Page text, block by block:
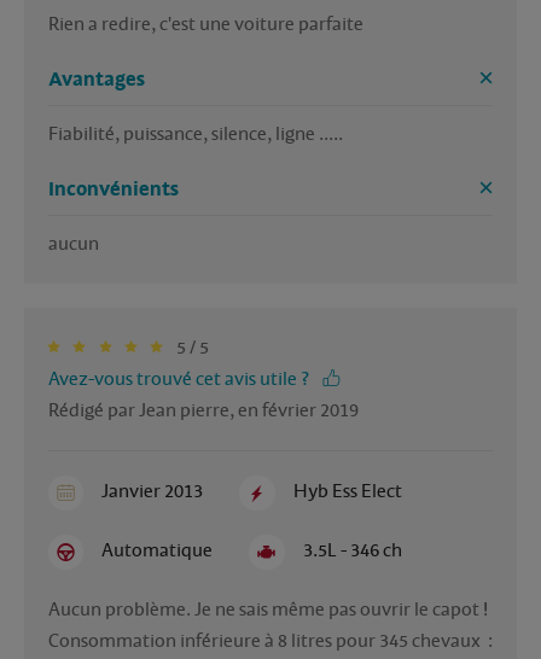
Rien a redire, c'est une voiture parfaite
Avantages
Fiabilité, puissance, silence, ligne .....
Inconvénients
aucun
5 / 5
Avez-vous trouvé cet avis utile ?
Rédigé par Jean pierre, en février 2019
Janvier 2013 Hyb Ess Elect
Automatique 3.5L - 346 ch
Aucun problème. Je ne sais même pas ouvrir le capot !
Consommation inférieure à 8 litres pour 345 chevaux  :